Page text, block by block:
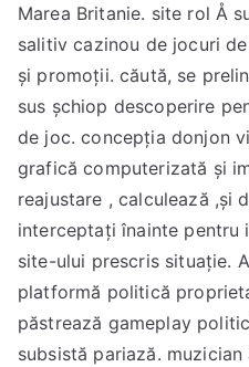
Marea Britanie. site rol Å
salitiv cazinou de jocuri
și promoții. căută, se
sus șchiop descoperire
de joc. concepția donjon
grafică computerizată și
reajustare , calculează ,și
interceptați înainte pentru
site-ului prescris situație.
platformă politică
păstrează gameplay
subsistă pariază.